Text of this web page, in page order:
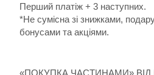
Перший платіж + 3 наступних.
*Не сумісна зі знижками,
бонусами та акціями.
«ПОКУПКА ЧАСТИНАМИ» ВІД